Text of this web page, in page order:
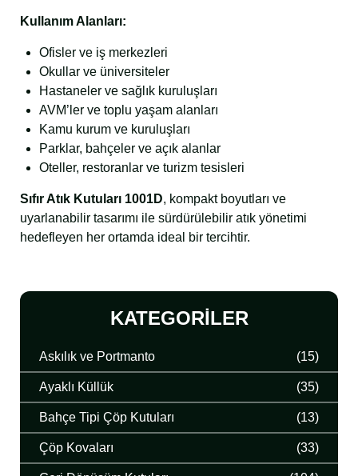
KATEGORILER
Askılık ve Portmanto (15)
Ayaklı Küllük (35)
Bahçe Tipi Çöp Kutuları (13)
Çöp Kovaları (33)
Kullanım Alanları:
Ofisler ve iş merkezleri
Okullar ve üniversiteler
Hastaneler ve sağlık kuruluşları
AVM’ler ve toplu yaşam alanları
Kamu kurum ve kuruluşları
Parklar, bahçeler ve açık alanlar
Oteller, restoranlar ve turizm tesisleri
Sıfır Atık Kutuları 1001D, kompakt boyutları ve
uyarlanabilir tasarımı ile sürdürülebilir atık yönetimi
hedefleyen her ortamda ideal bir tercihtir.